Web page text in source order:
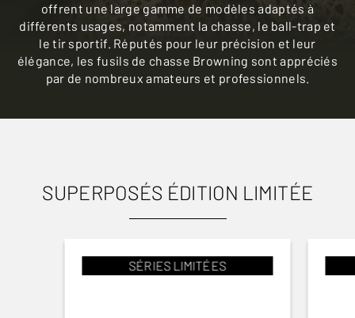
offrent une large gamme de modèles adaptés à
différents usages, notamment la chasse, le ball-trap et
le tir sportif. Réputés pour leur précision et leur
élégance, les fusils de chasse Browning sont appréciés
par de nombreux amateurs et professionnels.
SUPERPOSÉS ÉDITION LIMITÉE
SÉRIES LIMITÉES